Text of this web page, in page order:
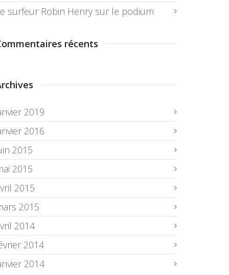
surfeur Robin Henry sur le podium
récents
2019
2016
2015
2015
2015
2015
2014
2014
2014